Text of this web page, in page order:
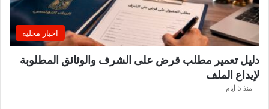
اخبار محلية
دليل تعمير مطلب قرض على الشرف والوثائق المطلوبة
لإيداع الملف
منذ 5 أيام